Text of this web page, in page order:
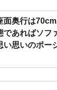
面奥行は
あればソフ
い思いのポー